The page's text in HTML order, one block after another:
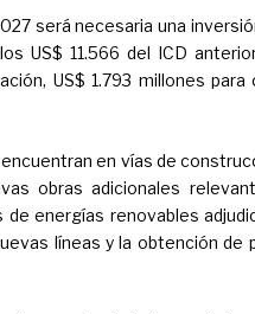
será necesaria una
US$ 11.566 del ICD
US$ 1.793 millones para
en vías de
obras adicionales
energías renovables
líneas y la obtención de